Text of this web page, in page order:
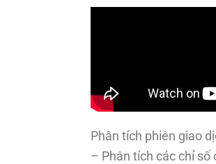
Phân tích phiên giao
– Phân tích các chỉ số